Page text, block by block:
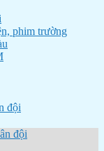
phim trường
đội